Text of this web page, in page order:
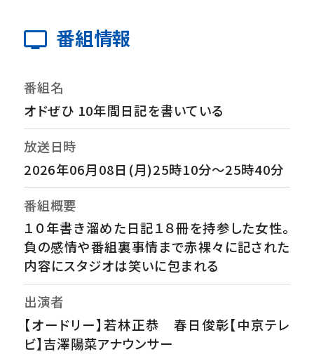
番組情報
番組名
オドぜひ 10年間日記を書いている
放送日時
2026年06月08日(月)25時10分～25時40分
番組概要
１０年書き溜めた日記１８冊を持参した女性。
負の感情や番組裏事情まで赤裸々に記された
内容にスタジオは笑いに包まれる
出演者
【オードリー】若林正恭 春日俊彰【中京テレ
ビ】吉澤陽菜アナウンサー